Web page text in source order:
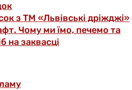
з ТМ «Львівські дріжджі»
Чому ми їмо, печемо та
на заквасці